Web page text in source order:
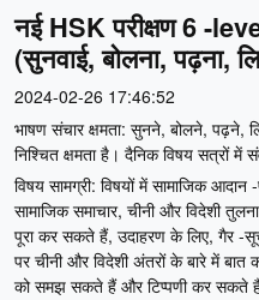
नई HSK परीक्षण 6 -
(सुनवाई, बोलना, पढ़ना,
2024-02-26 17:46:52
भाषण संचार क्षमता: सुनने, बोलने, पढ़ने,
निश्चित क्षमता है। दैनिक विषय सत्रों
विषय सामग्री: विषयों में सामाजिक आदान
सामाजिक समाचार, चीनी और विदेशी
पूरा कर सकते हैं, उदाहरण के लिए, गैर
पर चीनी और विदेशी अंतरों के बारे में
को समझ सकते हैं और टिप्पणी कर सकते